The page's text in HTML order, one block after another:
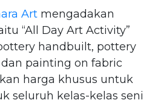
Art mengadakan
“All Day Art Activity”
handbuilt, pottery
painting on fabric
harga khusus untuk
seluruh kelas-kelas seni